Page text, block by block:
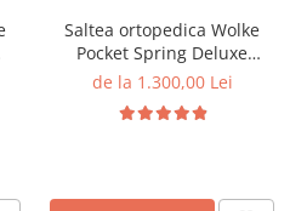
Saltea ortopedica Wolke
Pocket Spring Deluxe
180x200x32 cm, cu arcuri
poliuretanica de 2 cm si
de la 1.300,00 Lei